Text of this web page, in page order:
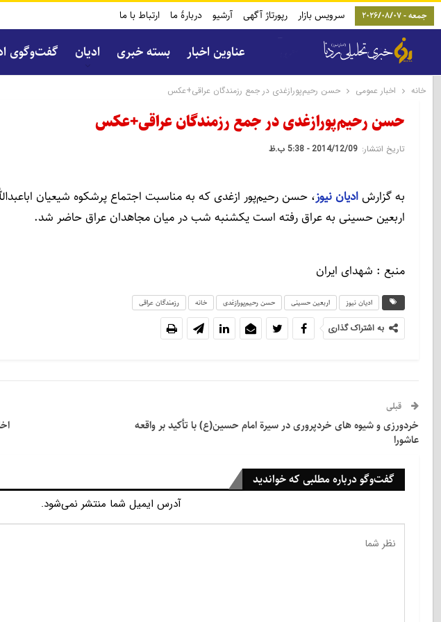
جمعه - 2026/08/07 سرویس بازار رپورتاژ آگهی آرشیو دربارۀ ما ارتباط با ما
عناوین اخبار بسته خبری ادیان گفت‌و‌گوی
خانه اخبار عمومی حسن رحیم‌پورازغدی در جمع رزمندگان عراقی+عکس
حسن رحیم‌پورازغدی در جمع رزمندگان عراقی+عکس
تاریخ انتشار: 2014/12/09 - 5:38 ب.ظ
به گزارش ادیان نیوز، حسن رحیم‌پور ازغدی که به مناسبت اجتماع پرشکوه شیعیان
اربعین حسینی به عراق رفته است یکشنبه شب در میان مجاهدان عراق حاضر شد.
منبع : شهدای ایران
ادیان نیوز اربعین حسینی حسن رحیم‌پورازغدی خانه رزمندگان عراقی
به اشتراک گذاری
قبلی
خردورزی و شیوه های خردپروری در سیرة امام حسین(ع) با تأکید بر واقعه
عاشورا
گفت‌وگو درباره مطلبی که خواندید
آدرس ایمیل شما منتشر نمی‌شود.